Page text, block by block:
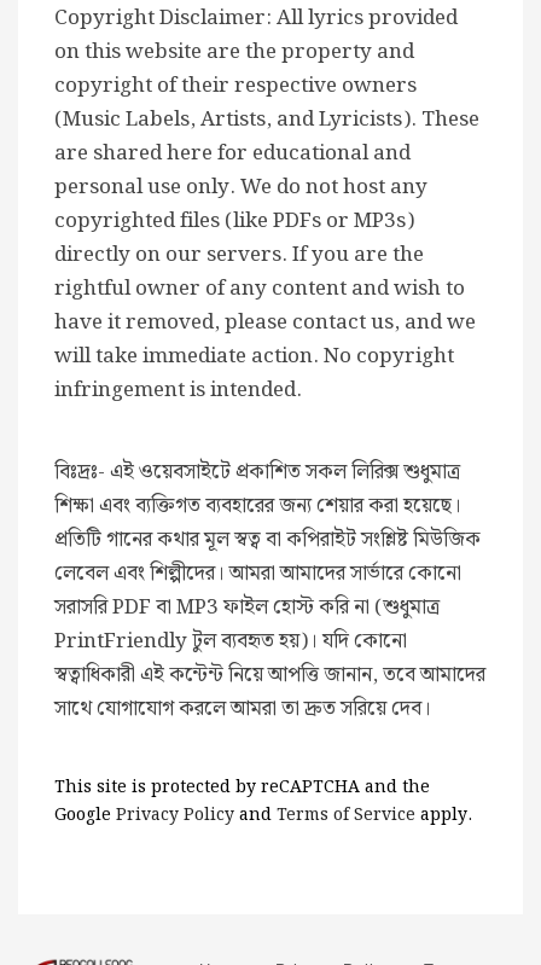
Copyright Disclaimer: All lyrics provided
on this website are the property and
copyright of their respective owners
(Music Labels, Artists, and Lyricists). These
are shared here for educational and
personal use only. We do not host any
copyrighted files (like PDFs or MP3s)
directly on our servers. If you are the
rightful owner of any content and wish to
have it removed, please contact us, and we
will take immediate action. No copyright
infringement is intended.
বিঃদ্রঃ- এই ওয়েবসাইটে প্রকাশিত সকল লিরিক্স শুধুমাত্র
শিক্ষা এবং ব্যক্তিগত ব্যবহারের জন্য শেয়ার করা হয়েছে।
প্রতিটি গানের কথার মূল স্বত্ব বা কপিরাইট সংশ্লিষ্ট মিউজিক
লেবেল এবং শিল্পীদের। আমরা আমাদের সার্ভারে কোনো
সরাসরি PDF বা MP3 ফাইল হোস্ট করি না (শুধুমাত্র
PrintFriendly টুল ব্যবহৃত হয়)। যদি কোনো
স্বত্বাধিকারী এই কন্টেন্ট নিয়ে আপত্তি জানান, তবে আমাদের
সাথে যোগাযোগ করলে আমরা তা দ্রুত সরিয়ে দেব।
This site is protected by reCAPTCHA and the
Google Privacy PolicyandTerms of Service apply.